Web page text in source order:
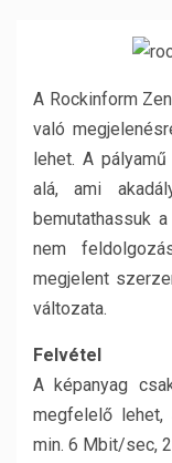
A Rockinform
való
lehet. A
alá, ami
bemutathassuk
nem
megjelent
változata.
Felvétel
A képanyag
megfelelő lehet,
min. 6 Mbit/sec,